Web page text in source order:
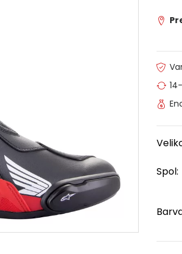
Spol: